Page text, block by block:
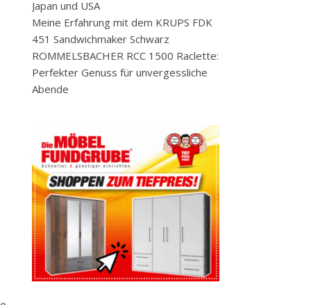
Japan und USA
Meine Erfahrung mit dem KRUPS FDK
451 Sandwichmaker Schwarz
ROMMELSBACHER RCC 1500 Raclette:
Perfekter Genuss für unvergessliche
Abende